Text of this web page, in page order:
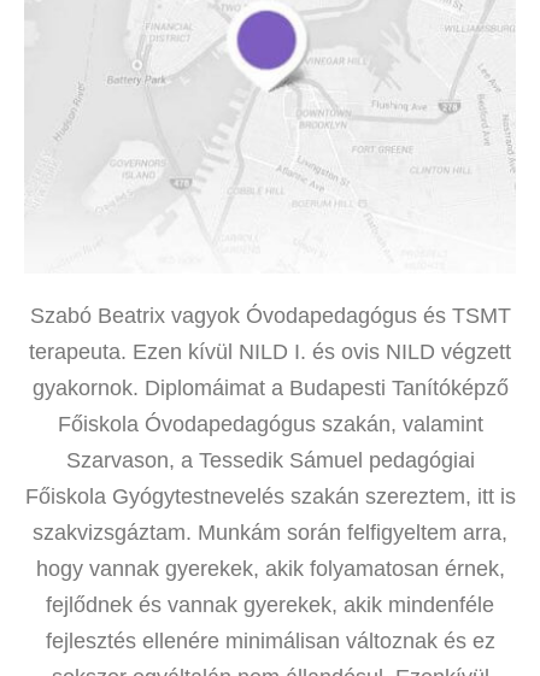
Szabó Beatrix vagyok Óvodapedagógus és TSMT
terapeuta. Ezen kívül NILD I. és ovis NILD végzett
gyakornok. Diplomáimat a Budapesti Tanítóképző
Főiskola Óvodapedagógus szakán, valamint
Szarvason, a Tessedik Sámuel pedagógiai
Főiskola Gyógytestnevelés szakán szereztem, itt is
szakvizsgáztam. Munkám során felfigyeltem arra,
hogy vannak gyerekek, akik folyamatosan érnek,
fejlődnek és vannak gyerekek, akik mindenféle
fejlesztés ellenére minimálisan változnak és ez